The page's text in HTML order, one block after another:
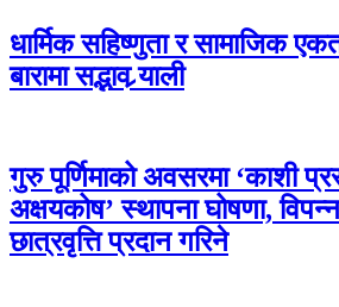
धार्मिक सहिष्णुता र सामाजिक
बारामा सद्भाव र्‍याली
गुरु पूर्णिमाको अवसरमा ‘काशी
अक्षयकोष’ स्थापना घोषणा, विपन्न
छात्रवृत्ति प्रदान गरिने